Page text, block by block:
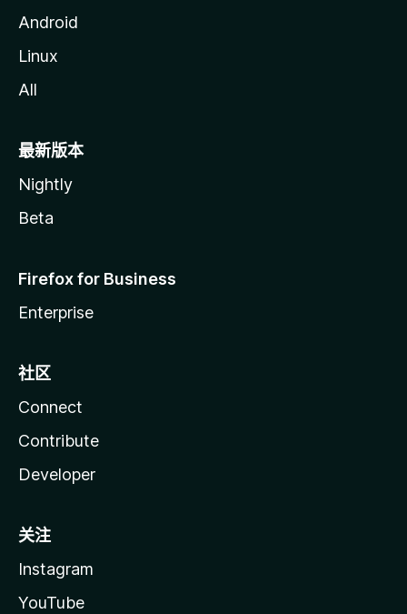
Android
Linux
All
最新版本
Nightly
Beta
Firefox for Business
Enterprise
社区
Connect
Contribute
Developer
关注
Instagram
YouTube